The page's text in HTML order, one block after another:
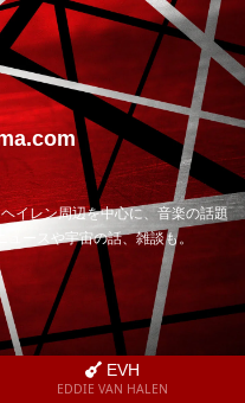
イレン周辺を中心に、音楽の話題
ースや宇宙の話、雑談も。
EVH
EDDIE VAN HALEN